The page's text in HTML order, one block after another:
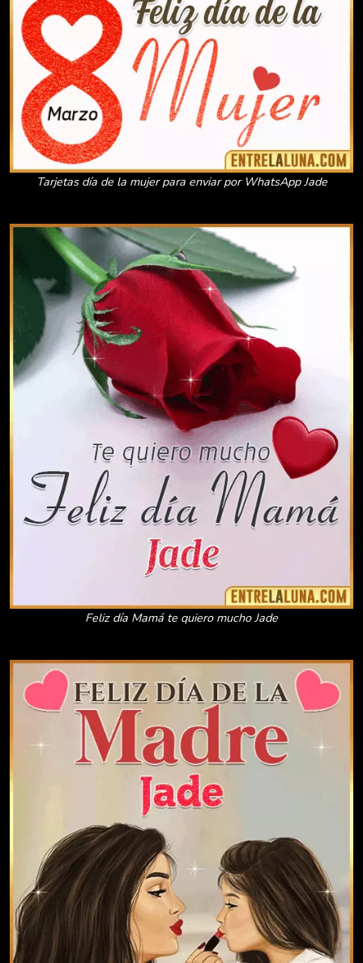
Tarjetas día de la mujer para enviar por WhatsApp Jade
Feliz día Mamá te quiero mucho Jade